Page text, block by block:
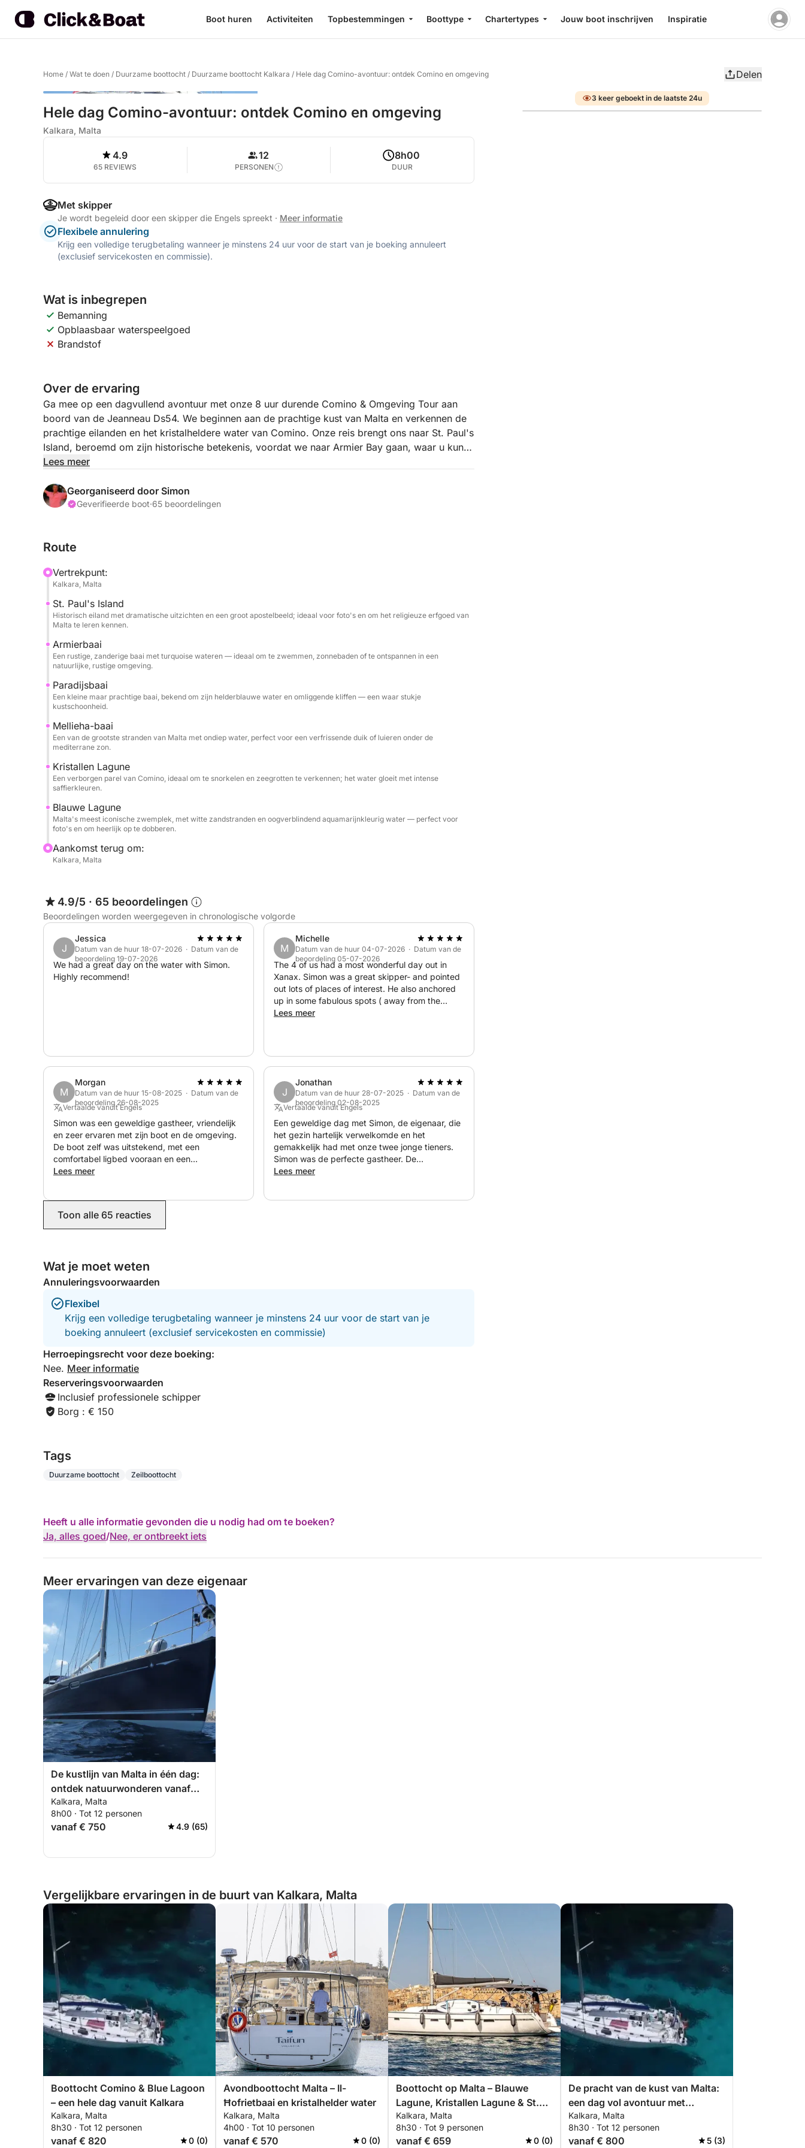
Boot huren Activiteiten Topbestemmingen Boottype Chartertypes Jouw boot inschrijven Inspiratie
Home / Wat te doen / Duurzame boottocht / Duurzame boottocht Kalkara / Hele dag Comino-avontuur: ontdek Comino en omgeving Delen
Hele dag Comino-avontuur: ontdek Comino en omgeving
Kalkara, Malta
4.9
65 REVIEWS
12
PERSONEN
8h00
DUUR
Met skipper
Je wordt begeleid door een skipper die Engels spreekt · Meer informatie
Flexibele annulering
Krijg een volledige terugbetaling wanneer je minstens 24 uur voor de start van je boeking annuleert
(exclusief servicekosten en commissie).
Wat is inbegrepen
Bemanning
Opblaasbaar waterspeelgoed
Brandstof
Over de ervaring
Ga mee op een dagvullend avontuur met onze 8 uur durende Comino & Omgeving Tour aan
boord van de Jeanneau Ds54. We beginnen aan de prachtige kust van Malta en verkennen de
prachtige eilanden en het kristalheldere water van Comino. Onze reis brengt ons naar St. Paul's
Island, beroemd om zijn historische betekenis, voordat we naar Armier Bay gaan, waar u kunt
ontspannen en genieten van het adembenemende uitzicht. We vervolgen onze tocht naar
Bay, bekend om zijn zandstranden en schilderachtige schoonheid.
helderblauwe water, waar u kunt zwemmen, snorkelen of gewoonweg kunt ontspannen in het
Tijdens de tour kunt u heerlijk ontspannen en genieten van de prachtige omgeving, terwijl u
geniet van verfrissende drankjes en de mediterrane zon. Onze ervaren bemanning zorgt ervoor
dat u een ontspannen en onvergetelijke dag op het water beleeft.
Lees meer
Georganiseerd door Simon
Geverifieerde boot·65 beoordelingen
Route
Vertrekpunt:
Kalkara, Malta
St. Paul's Island
Historisch eiland met dramatische uitzichten en een groot apostelbeeld; ideaal voor foto's en om het religieuze erfgoed van
Malta te leren kennen.
Armierbaai
Een rustige, zanderige baai met turquoise wateren — ideaal om te zwemmen, zonnebaden of te ontspannen in een
natuurlijke, rustige omgeving.
Paradijsbaai
Een kleine maar prachtige baai, bekend om zijn helderblauwe water en omliggende kliffen — een waar stukje
kustschoonheid.
Mellieha-baai
Een van de grootste stranden van Malta met ondiep water, perfect voor een verfrissende duik of luieren onder de
mediterrane zon.
Kristallen Lagune
Een verborgen parel van Comino, ideaal om te snorkelen en zeegrotten te verkennen; het water gloeit met intense
saffierkleuren.
Blauwe Lagune
Malta's meest iconische zwemplek, met witte zandstranden en oogverblindend aquamarijnkleurig water — perfect voor
foto's en om heerlijk op te dobberen.
Aankomst terug om:
Kalkara, Malta
4.9/5 · 65 beoordelingen
Beoordelingen worden weergegeven in chronologische volgorde
J
Jessica
Datum van de huur 18-07-2026 · Datum van de
beoordeling 19-07-2026
We had a great day on the water with Simon.
Highly recommend!
M
Michelle
Datum van de huur 04-07-2026 · Datum van de
beoordeling 05-07-2026
The 4 of us had a most wonderful day out in
Xanax. Simon was a great skipper- and pointed
out lots of places of interest. He also anchored
up in some fabulous spots ( away from the
booze cruise boats and noise). We enjoyed lots
etc that we brought with us for the day. A most
memorable day- would definitely recommend!
Lees meer
M
Morgan
Datum van de huur 15-08-2025 · Datum van de
beoordeling 26-08-2025
Vertaalde vanuit Engels
Simon was een geweldige gastheer, vriendelijk
en zeer ervaren met zijn boot en de omgeving.
De boot zelf was uitstekend, met een
comfortabel ligbed vooraan en een
ontspannend zitgedeelte achteraan. We
water.
Lees meer
J
Jonathan
Datum van de huur 28-07-2025 · Datum van de
beoordeling 02-08-2025
Vertaalde vanuit Engels
Een geweldige dag met Simon, de eigenaar, die
het gezin hartelijk verwelkomde en het
gemakkelijk had met onze twee jonge tieners.
Simon was de perfecte gastheer. De
communicatie voorafgaand aan de dag was snel
Lees meer
Toon alle 65 reacties
Wat je moet weten
Annuleringsvoorwaarden
Flexibel
Krijg een volledige terugbetaling wanneer je minstens 24 uur voor de start van je
boeking annuleert (exclusief servicekosten en commissie)
Herroepingsrecht voor deze boeking:
Nee. Meer informatie
Reserveringsvoorwaarden
Inclusief professionele schipper
Borg : € 150
Tags
Duurzame boottocht Zeilboottocht
Heeft u alle informatie gevonden die u nodig had om te boeken?
Ja, alles goed/Nee, er ontbreekt iets
3 keer geboekt in de laatste 24u
Meer ervaringen van deze eigenaar
De kustlijn van Malta in één dag:
ontdek natuurwonderen vanaf
zee
Kalkara, Malta
8h00 · Tot 12 personen
vanaf € 750 4.9 (65)
Vergelijkbare ervaringen in de buurt van Kalkara, Malta
Boottocht Comino & Blue Lagoon
– een hele dag vanuit Kalkara
Kalkara, Malta
8h30 · Tot 12 personen
vanaf € 820 0 (0)
Avondboottocht Malta – Il-
Ħofrietbaai en kristalhelder water
Kalkara, Malta
4h00 · Tot 10 personen
vanaf € 570 0 (0)
Boottocht op Malta – Blauwe
Lagune, Kristallen Lagune & St.
Paul's Eilanden
Kalkara, Malta
8h30 · Tot 9 personen
vanaf € 659 0 (0)
De pracht van de kust van Malta:
een dag vol avontuur met
schilderachtige stops en
snorkelen
Kalkara, Malta
8h30 · Tot 12 personen
vanaf € 800 5 (3)